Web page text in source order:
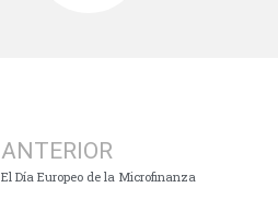
ANTERIOR
El Día Europeo de la Microfinanza